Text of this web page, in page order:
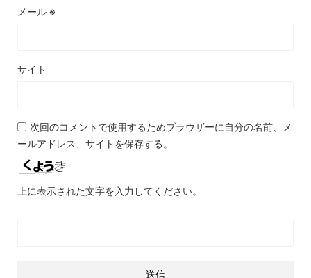
メール ※
サイト
次回のコメントで使用するためブラウザーに自分の名前、メ
ールアドレス、サイトを保存する。
上に表示された文字を入力してください。